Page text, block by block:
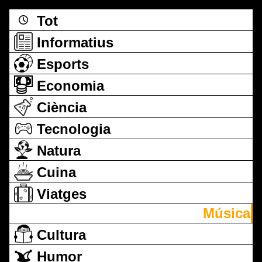
Tot
Informatius
Esports
Economia
Ciència
Tecnologia
Natura
Cuina
Viatges
Música
Cultura
Humor